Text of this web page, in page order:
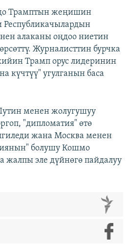
Трамптын жеңишин
Республикачылардын
алаканы оңдоо ниетин
Журналисттин бурчка
Трамп орус лидеринин
күчтүү" угулганын баса
менен жолугушуу
"дипломатия" өтө
жана Москва менен
болушу Кошмо
жалпы эле дүйнөгө пайдалуу